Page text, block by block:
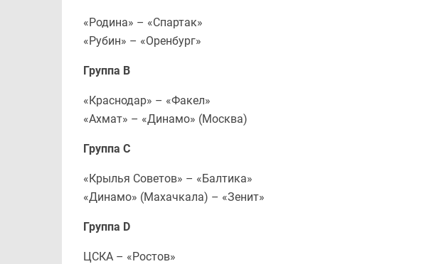
«Родина» – «Спартак»
«Рубин» – «Оренбург»
Группа В
«Краснодар» – «Факел»
«Ахмат» – «Динамо» (Москва)
Группа С
«Крылья Советов» – «Балтика»
«Динамо» (Махачкала) – «Зенит»
Группа D
ЦСКА – «Ростов»